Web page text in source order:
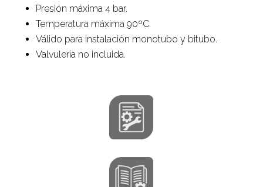
Presión máxima 4 bar.
Temperatura máxima 90ºC.
Válido para instalación monotubo y bitubo.
Valvulería no incluida.